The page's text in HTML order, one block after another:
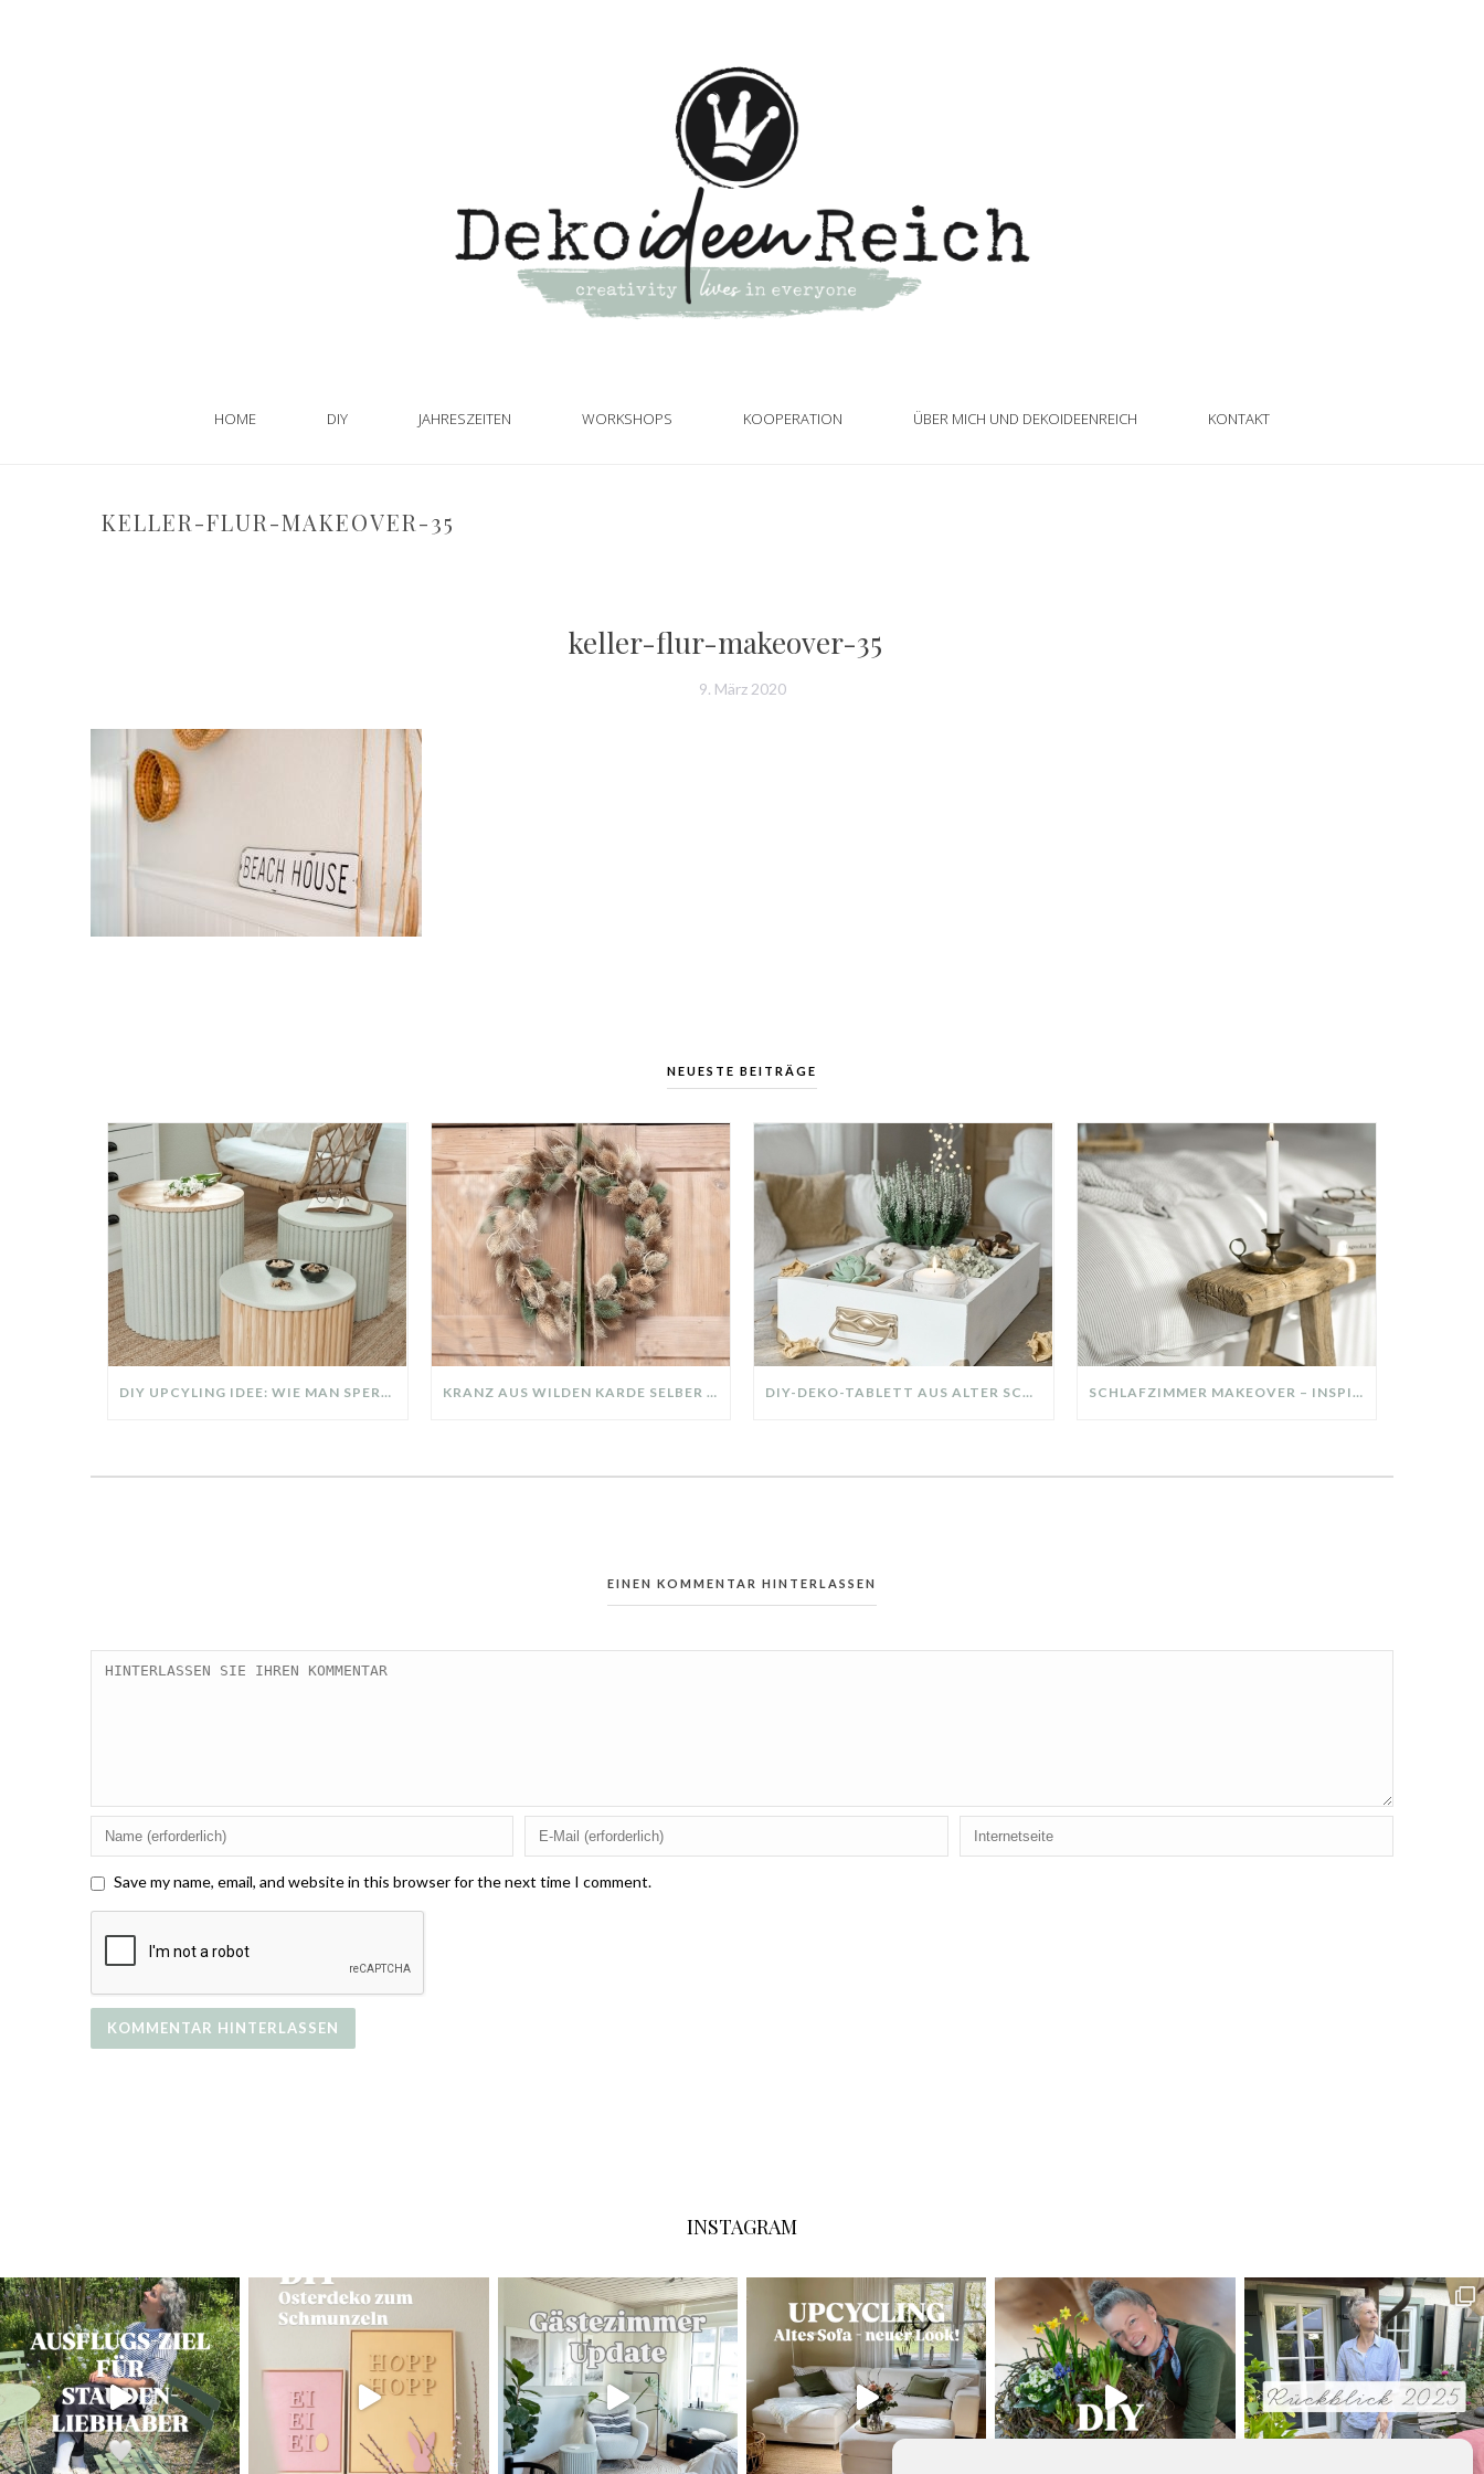
HOME DIY JAHRESZEITEN WORKSHOPS KOOPERATION ÜBER MICH UND DEKOIDEENREICH KONTAKT
KELLER-FLUR-MAKEOVER-35
keller-flur-makeover-35
9. März 2020
NEUESTE BEITRÄGE
DIY UPCYLING IDEE: WIE MAN SPERRMÜLL IN EIN DESIGNER TEIL VERWANDELT KRANZ AUS WILDEN KARDE SELBER MACHEN: HERBSTDEKO GANZ EINFACH DIY-DEKO-TABLETT AUS ALTER SCHUBLADE – NACHHALTIGE HERBSTDEKO SELBER MACHEN! SCHLAFZIMMER MAKEOVER – INSPIRATION FÜR DEIN SCHLAFZIMMER: AUS ALT MACH NEU – HELL, GEMÜTLICH UND EINLADEND
EINEN KOMMENTAR HINTERLASSEN
Save my name, email, and website in this browser for the next time I comment.
INSTAGRAM